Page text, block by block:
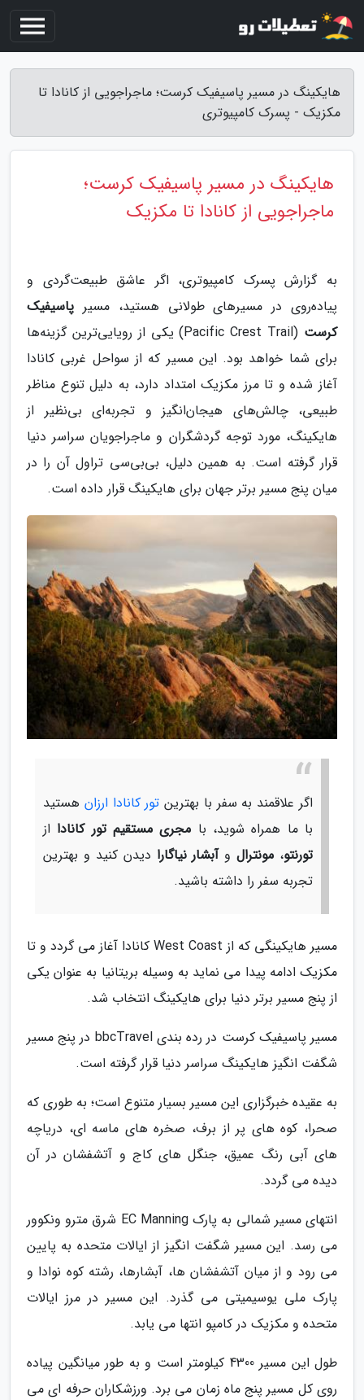
هایکینگ در مسیر پاسیفیک کرست؛ ماجراجویی از کانادا تا
مکزیک - پسرک کامپیوتری
هایکینگ در مسیر پاسیفیک کرست؛
ماجراجویی از کانادا تا مکزیک
به گزارش پسرک کامپیوتری، اگر عاشق طبیعت‌گردی و
پیاده‌روی در مسیرهای طولانی هستید، مسیر پاسیفیک
کرست
(Pacific Crest Trail) یکی از رویایی‌ترین گزینه‌ها
برای شما خواهد بود. این مسیر که از سواحل غربی کانادا
آغاز شده و تا مرز مکزیک امتداد دارد، به دلیل تنوع مناظر
طبیعی، چالش‌های هیجان‌انگیز و تجربه‌ای بی‌نظیر از
هایکینگ، مورد توجه گردشگران و ماجراجویان سراسر دنیا
قرار گرفته است. به همین دلیل، بی‌بی‌سی تراول آن را در
میان پنج مسیر برتر جهان برای هایکینگ قرار داده است.
اگر علاقمند به سفر با بهترین تور کانادا ارزان هستید
با ما همراه شوید، با مجری مستقیم تور کانادا از
تورنتو، مونترالوآبشار نیاگارا دیدن کنید و بهترین
تجربه سفر را داشته باشید.
مسیر هایکینگی که از West Coast کانادا آغاز می گردد و تا
مکزیک ادامه پیدا می نماید به وسیله بریتانیا به عنوان یکی
از پنج مسیر برتر دنیا برای هایکینگ انتخاب شد.
مسیر پاسیفیک کرست در رده بندی bbcTravel در پنج مسیر
شگفت انگیز هایکینگ سراسر دنیا قرار گرفته است.
به عقیده خبرگزاری این مسیر بسیار متنوع است؛ به طوری که
صحرا، کوه های پر از برف، صخره های ماسه ای، دریاچه
های آبی رنگ عمیق، جنگل های کاج و آتشفشان در آن
دیده می گردد.
انتهای مسیر شمالی به پارک EC Manning شرق مترو ونکوور
می رسد. این مسیر شگفت انگیز از ایالات متحده به پایین
می رود و از میان آتشفشان ها، آبشارها، رشته کوه نوادا و
پارک ملی یوسیمیتی می گذرد. این مسیر در مرز ایالات
متحده و مکزیک در کامپو انتها می یابد.
طول این مسیر 4300 کیلومتر است و به طور میانگین پیاده
روی کل مسیر پنج ماه زمان می برد. ورزشکاران حرفه ای می